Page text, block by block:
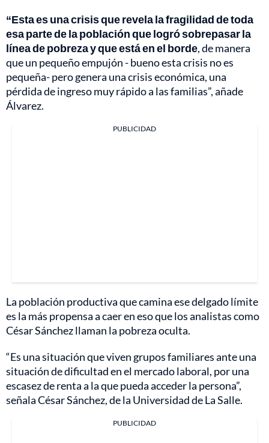
“Esta es una crisis que revela la fragilidad de toda
esa parte de la población que logró sobrepasar la
línea de pobreza y que está en el borde, de manera
que un pequeño empujón - bueno esta crisis no es
pequeña- pero genera una crisis económica, una
pérdida de ingreso muy rápido a las familias”, añade
Álvarez.
PUBLICIDAD
La población productiva que camina ese delgado límite
es la más propensa a caer en eso que los analistas como
César Sánchez llaman la pobreza oculta.
“Es una situación que viven grupos familiares ante una
situación de dificultad en el mercado laboral, por una
escasez de renta a la que pueda acceder la persona”,
señala César Sánchez, de la Universidad de La Salle.
PUBLICIDAD